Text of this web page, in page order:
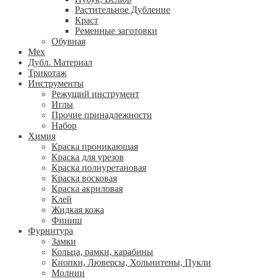
Растительное Дубление
Краст
Ременные заготовки
Обувная
Мех
Дубл. Материал
Трикотаж
Инструменты
Режущий инструмент
Иглы
Прочие принадлежности
Набор
Химия
Краска проникающая
Краска для урезов
Краска полиуретановая
Краска восковая
Краска акриловая
Клей
Жидкая кожа
Финиш
Фурнитура
Замки
Кольца, рамки, карабины
Кнопки, Люверсы, Хольнитены, Пукли
Молнии